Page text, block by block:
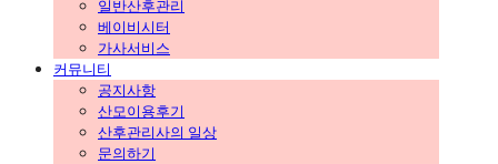
일반산후관리
베이비시터
가사서비스
커뮤니티
공지사항
산모이용후기
산후관리사의 일상
문의하기